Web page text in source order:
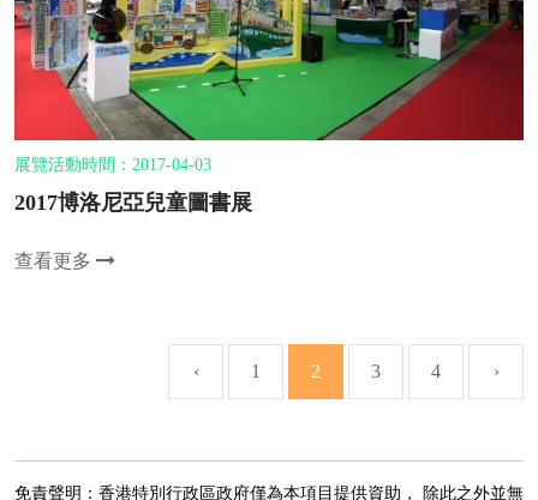
展覽活動時間：2017-04-03
2017博洛尼亞兒童圖書展
查看更多
‹ 1 2 3 4 ›
免責聲明：香港特別行政區政府僅為本項目提供資助， 除此之外並無